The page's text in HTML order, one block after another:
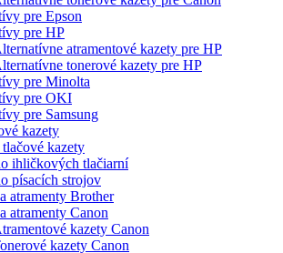
pre Epson
pre HP
atramentové kazety pre HP
tonerové kazety pre HP
pre Minolta
pre OKI
pre Samsung
kazety
tlačové kazety
ihličkových tlačiarní
písacích strojov
atramenty Brother
atramenty Canon
kazety Canon
kazety Canon